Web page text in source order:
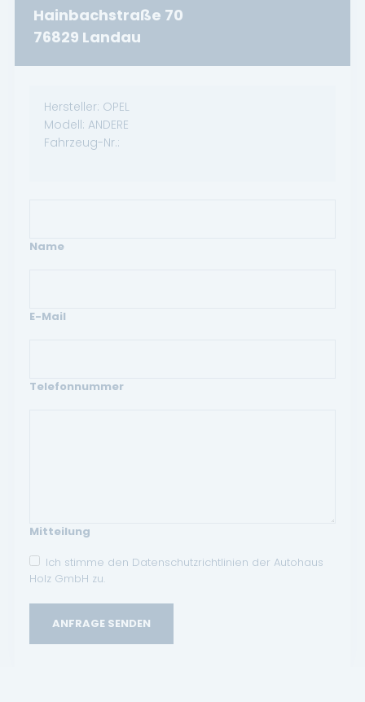
Hainbachstraße 70
76829 Landau
Hersteller: OPEL
Modell: ANDERE
Fahrzeug-Nr.:
Name
E-Mail
Telefonnummer
Mitteilung
Ich stimme den Datenschutzrichtlinien der Autohaus
Holz GmbH zu.
ANFRAGE SENDEN